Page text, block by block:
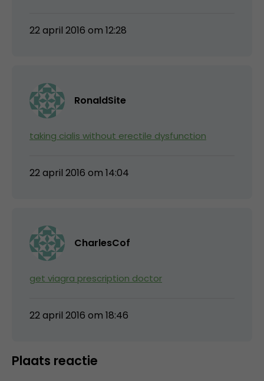
22 april 2016 om 12:28
RonaldSite
taking cialis without erectile dysfunction
22 april 2016 om 14:04
CharlesCof
get viagra prescription doctor
22 april 2016 om 18:46
Plaats reactie